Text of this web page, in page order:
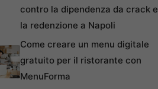
contro la dipendenza da crack e
la redenzione a Napoli
Come creare un menu digitale
gratuito per il ristorante con
MenuForma